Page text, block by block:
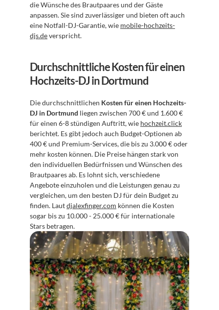
die Wünsche des Brautpaares und der Gäste
anpassen. Sie sind zuverlässiger und bieten oft auch
eine Notfall-DJ-Garantie, wie mobile-hochzeits-
djs.de verspricht.
Durchschnittliche Kosten für einen
Hochzeits-DJ in Dortmund
Die durchschnittlichen Kosten für einen Hochzeits-
DJ in Dortmund liegen zwischen 700 € und 1.600 €
für einen 6-8 stündigen Auftritt, wie hochzeit.click
berichtet. Es gibt jedoch auch Budget-Optionen ab
400 € und Premium-Services, die bis zu 3.000 € oder
mehr kosten können. Die Preise hängen stark von
den individuellen Bedürfnissen und Wünschen des
Brautpaares ab. Es lohnt sich, verschiedene
Angebote einzuholen und die Leistungen genau zu
vergleichen, um den besten DJ für dein Budget zu
finden. Laut djalexfinger.com können die Kosten
sogar bis zu 10.000 - 25.000 € für internationale
Stars betragen.